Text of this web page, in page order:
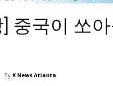
] 중국이 쏘
By K News Atlanta